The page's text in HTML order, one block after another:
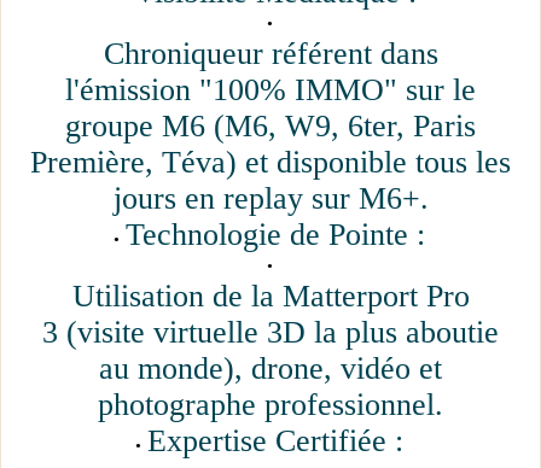
Chroniqueur référent dans
l'émission "100% IMMO" sur le
groupe M6 (M6, W9, 6ter, Paris
Première, Téva) et disponible tous les
jours en replay sur M6+.
Technologie de Pointe :
Utilisation de la Matterport Pro
3 (visite virtuelle 3D la plus aboutie
au monde), drone, vidéo et
photographe professionnel.
Expertise Certifiée :